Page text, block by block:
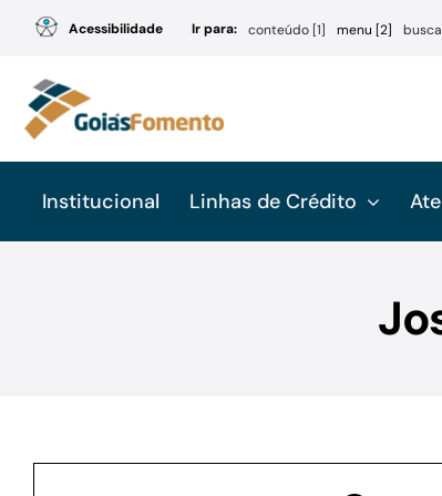
conteúdo
Acessibilidade Ir para: conteúdo [1] menu [2]
Institucional Linhas de Crédito